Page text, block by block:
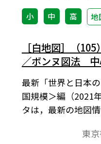
小 中 高 地
［白地図］（
／ボンヌ図法 中
最新「世界と日本
国規模＞編（2021
タは，最新の地図
やワークシート作
東